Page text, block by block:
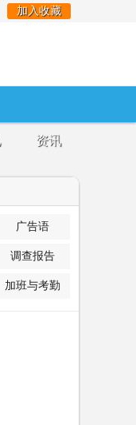
加入收藏
资讯
广告语
调查报告
加班与考勤